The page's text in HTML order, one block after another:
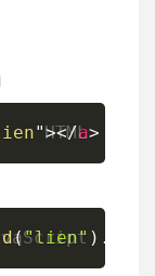
"></a>
("lien" ) .